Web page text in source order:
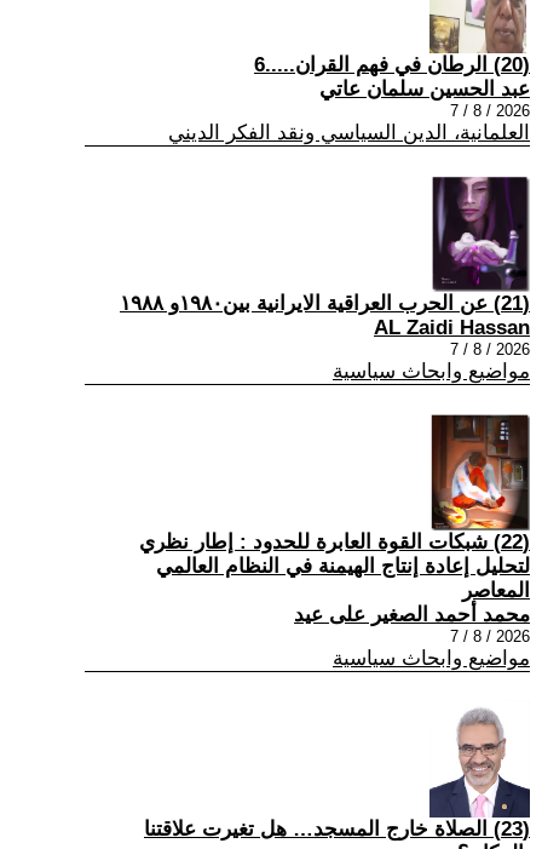
(20) الرطان في فهم القران.....6
عبد الحسين سلمان عاتي
2026 / 8 / 7
العلمانية، الدين السياسي ونقد الفكر الديني
(21) عن الحرب العراقية الايرانية بين١٩٨٠و ١٩٨٨
AL Zaidi Hassan
2026 / 8 / 7
مواضيع وابحاث سياسية
(22) شبكات القوة العابرة للحدود : إطار نظري
لتحليل إعادة إنتاج الهيمنة في النظام العالمي
المعاصر
محمد أحمد الصغير على عيد
2026 / 8 / 7
مواضيع وابحاث سياسية
(23) الصلاة خارج المسجد… هل تغيرت علاقتنا